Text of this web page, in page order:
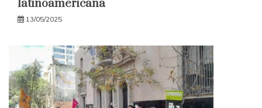
latinoamericana
13/05/2025